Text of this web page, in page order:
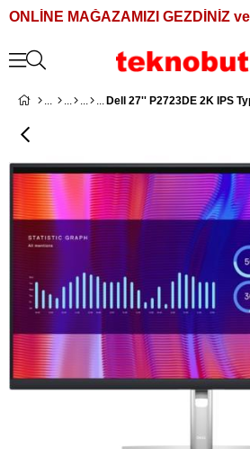
ONLİNE MAĞAZAMIZI GEZDİNİZ
Dell 27'' P2723DE 2K IPS